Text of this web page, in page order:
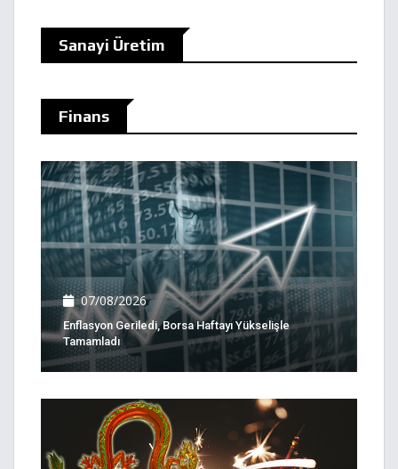
Sanayi Üretim
Finans
07/08/2026
Enflasyon Geriledi, Borsa Haftayı Yükselişle
Tamamladı